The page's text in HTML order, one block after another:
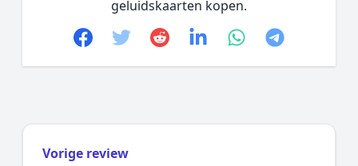
geluidskaarten kopen.
Facebook
TwitterRedditlinkedinwhatsapp
telegram
Vorige review